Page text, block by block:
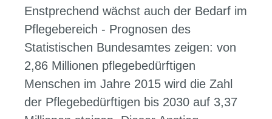
Enstprechend wächst auch der Bedarf im
Pflegebereich - Prognosen des
Statistischen Bundesamtes zeigen: von
2,86 Millionen pflegebedürftigen
Menschen im Jahre 2015 wird die Zahl
der Pflegebedürftigen bis 2030 auf 3,37